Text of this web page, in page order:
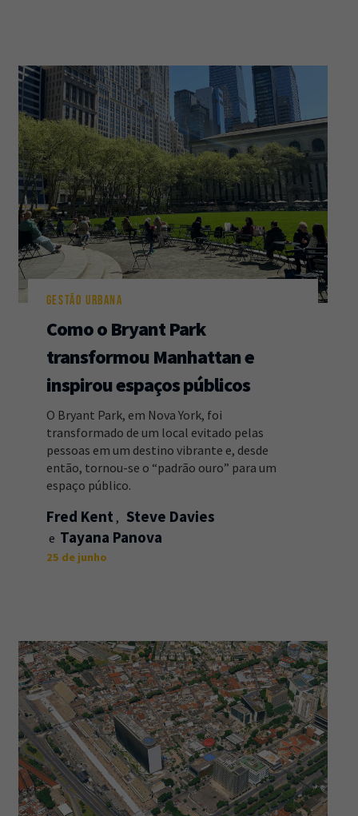
GESTÃO URBANA
Como o Bryant Park
transformou Manhattan e
inspirou espaços públicos
O Bryant Park, em Nova York, foi
transformado de um local evitado pelas
pessoas em um destino vibrante e, desde
então, tornou-se o “padrão ouro” para um
espaço público.
Fred Kent
Steve Davies
Tayana Panova
25 de junho